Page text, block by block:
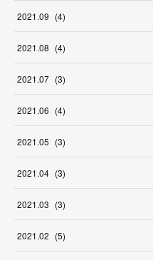
2021.09 (4)
2021.08 (4)
2021.07 (3)
2021.06 (4)
2021.05 (3)
2021.04 (3)
2021.03 (3)
2021.02 (5)